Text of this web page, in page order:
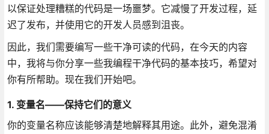
以保证处理糟糕的代码是一场噩梦。它减慢了开发过程，延
迟了发布，并使用它的开发人员感到沮丧。
因此，我们需要编写一些干净可读的代码，在今天的内容
中，我将与你分享一些我编程干净代码的基本技巧，希望对
你有所帮助。现在我们开始吧。
1. 变量名——保持它们的意义
你的变量名称应该能够清楚地解释其用途。此外，避免混淆